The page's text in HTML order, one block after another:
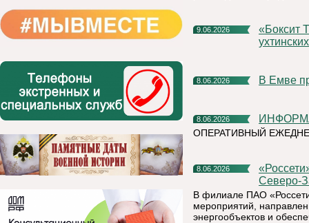
9.06.2026
«Боксит Тимана» компании РУСАЛ организовал пленэр для
8.06.2026 В Емве
8.06.2026
ОПЕРАТИВНЫЙ
8.06.2026
«Россети» усилят контроль за магистральными сетями
Северо-
В филиале ПАО
мероприятий,
энергообъектов и